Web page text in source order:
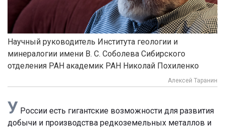
Научный руководитель Института геологии и
минералогии имени В. С. Соболева Сибирского
отделения РАН академик РАН Николай Похиленко
Алексей Таранин
У России есть гигантские возможности для развития
добычи и производства редкоземельных металлов и